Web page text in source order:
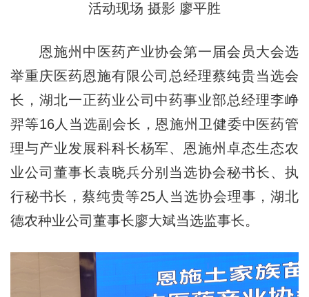
活动现场 摄影 廖平胜
恩施州中医药产业协会第一届会员大会选
举重庆医药恩施有限公司总经理蔡纯贵当选会
长，湖北一正药业公司中药事业部总经理李峥
羿等16人当选副会长，恩施州卫健委中医药管
理与产业发展科科长杨军、恩施州卓态生态农
业公司董事长袁晓兵分别当选协会秘书长、执
行秘书长，蔡纯贵等25人当选协会理事，湖北
德农种业公司董事长廖大斌当选监事长。